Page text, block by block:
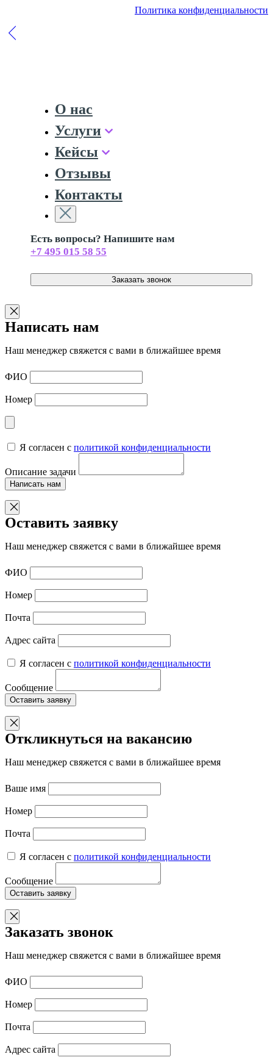
Политика конфиденциальности
О нас
Услуги
Кейсы
Отзывы
Контакты
Есть вопросы? Напишите нам
+7 495 015 58 55
Заказать звонок
Написать нам
Наш менеджер свяжется с вами в ближайшее время
ФИО
Номер
Я согласен с политикой конфиденциальности
Описание задачи
Написать нам
Оставить заявку
Наш менеджер свяжется с вами в ближайшее время
ФИО
Номер
Почта
Адрес сайта
Я согласен с политикой конфиденциальности
Сообщение
Оставить заявку
Откликнуться на вакансию
Наш менеджер свяжется с вами в ближайшее время
Ваше имя
Номер
Почта
Я согласен с политикой конфиденциальности
Сообщение
Оставить заявку
Заказать звонок
Наш менеджер свяжется с вами в ближайшее время
ФИО
Номер
Почта
Адрес сайта